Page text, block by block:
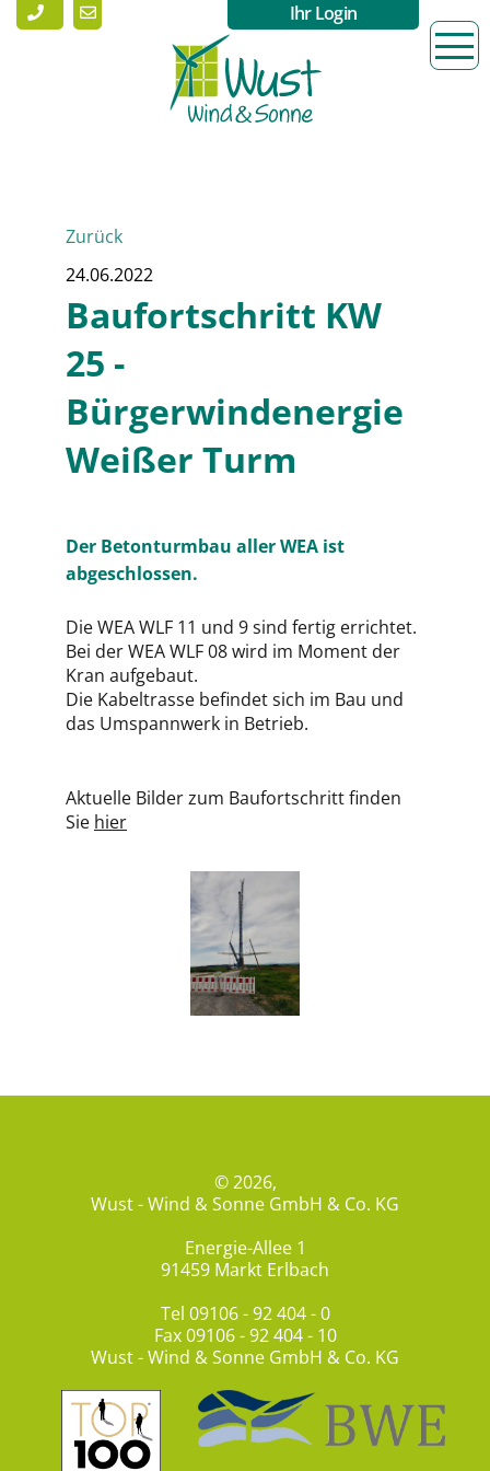
Ihr Login
Zurück
24.06.2022
Baufortschritt KW
25 -
Bürgerwindenergie
Weißer Turm
Der Betonturmbau aller WEA ist
abgeschlossen.
Die WEA WLF 11 und 9 sind fertig errichtet.
Bei der WEA WLF 08 wird im Moment der
Kran aufgebaut.
Die Kabeltrasse befindet sich im Bau und
das Umspannwerk in Betrieb.
Aktuelle Bilder zum Baufortschritt finden
Sie hier
© 2026,
Wust - Wind & Sonne GmbH & Co. KG
Energie-Allee 1
91459 Markt Erlbach
Tel 09106 - 92 404 - 0
Fax 09106 - 92 404 - 10
Wust - Wind & Sonne GmbH & Co. KG